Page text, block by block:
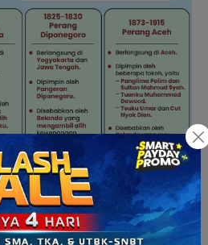
ya! Terus, kalau usaha